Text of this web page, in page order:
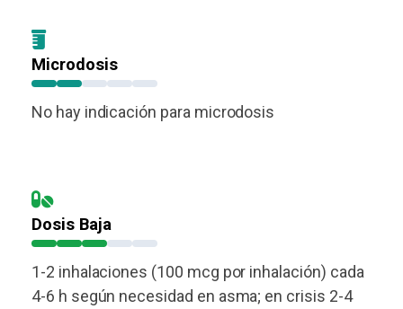
Microdosis
No hay indicación para microdosis
Dosis Baja
1-2 inhalaciones (100 mcg por inhalación) cada
4-6 h según necesidad en asma; en crisis 2-4